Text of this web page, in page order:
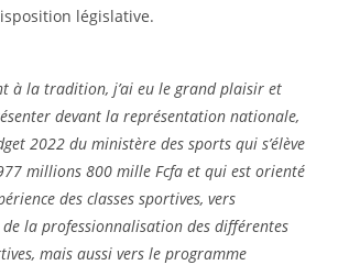
législative.
à la tradition, j’ai eu le grand plaisir et
devant la représentation nationale,
2022 du ministère des sports qui s’élève
millions 800 mille Fcfa et qui est orienté
des classes sportives, vers
la professionnalisation des différentes
mais aussi vers le programme